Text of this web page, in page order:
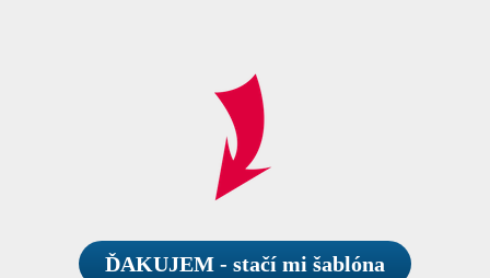
ĎAKUJEM - stačí mi šablóna